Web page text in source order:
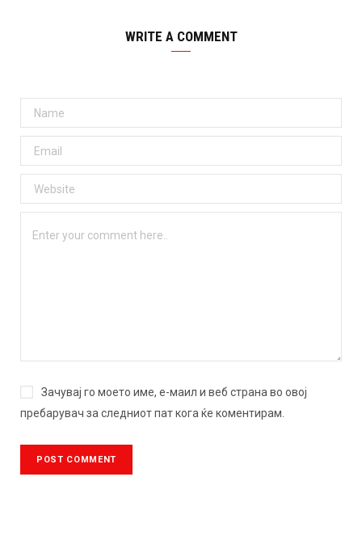
WRITE A COMMENT
Зачувај го моето име, е-маил и веб страна во овој
пребарувач за следниот пат кога ќе коментирам.